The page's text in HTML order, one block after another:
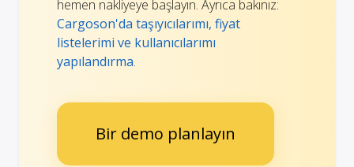
hemen nakliyeye başlayın. Ayrıca bakınız:
Cargoson'da taşıyıcılarımı, fiyat
listelerimi ve kullanıcılarımı
yapılandırma.
Bir demo planlayın